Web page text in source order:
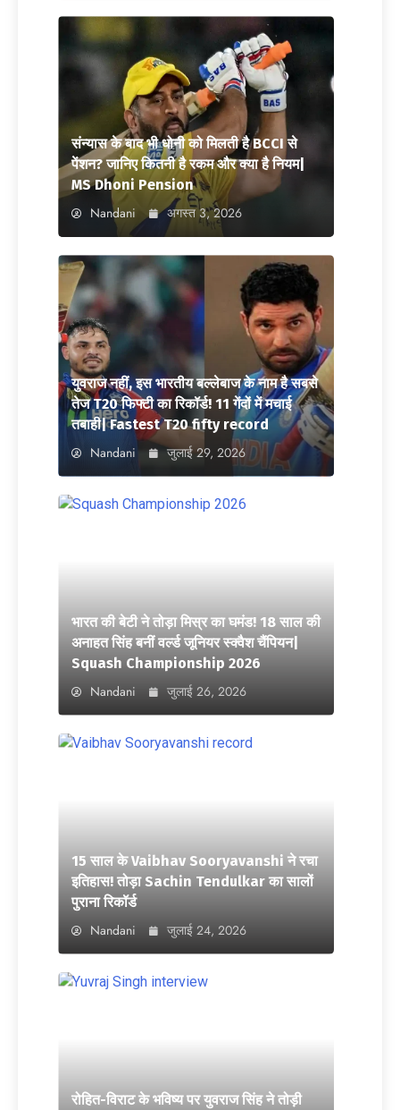
संन्यास के बाद भी धोनी को मिलती है BCCI से
पेंशन? जानिए कितनी है रकम और क्या है नियम|
MS Dhoni Pension
Nandani अगस्त 3, 2026
युवराज नहीं, इस भारतीय बल्लेबाज के नाम है सबसे
तेज T20 फिफ्टी का रिकॉर्ड! 11 गेंदों में मचाई
तबाही| Fastest T20 fifty record
Nandani जुलाई 29, 2026
भारत की बेटी ने तोड़ा मिस्र का घमंड! 18 साल की
अनाहत सिंह बनीं वर्ल्ड जूनियर स्क्वैश चैंपियन|
Squash Championship 2026
Nandani जुलाई 26, 2026
15 साल के Vaibhav Sooryavanshi ने रचा
इतिहास! तोड़ा Sachin Tendulkar का सालों
पुराना रिकॉर्ड
Nandani जुलाई 24, 2026
रोहित-विराट के भविष्य पर युवराज सिंह ने तोड़ी